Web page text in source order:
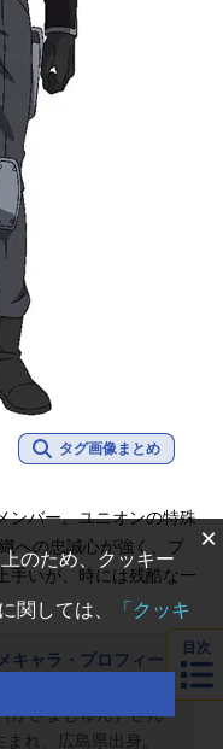
タグ画像まとめ
ンバー。ユニオンの特殊
への忠誠心が強く、プ
手いが、時には残酷な一
キャラ・プロフィー
最新情報まとめ
かさまじゅん）さん
れ、広島県出身。
目次
×
のため、クッキー
関しては、
「クッキ